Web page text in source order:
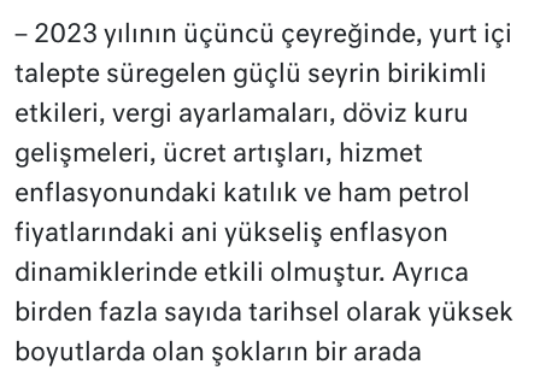
– 2023 yılının üçüncü çeyreğinde, yurt içi
talepte süregelen güçlü seyrin birikimli
etkileri, vergi ayarlamaları, döviz kuru
gelişmeleri, ücret artışları, hizmet
enflasyonundaki katılık ve ham petrol
fiyatlarındaki ani yükseliş enflasyon
dinamiklerinde etkili olmuştur. Ayrıca
birden fazla sayıda tarihsel olarak yüksek
boyutlarda olan şokların bir arada